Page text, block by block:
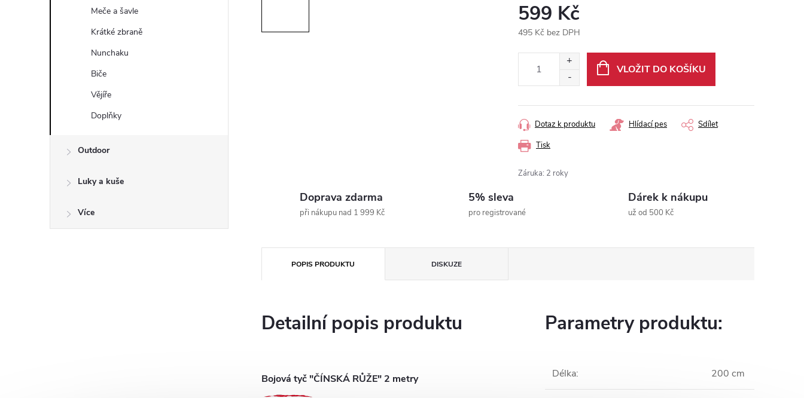
Meče a šavle
Krátké zbraně
Nunchaku
Biče
Vějíře
Doplňky
Outdoor
Luky a kuše
Více
599 Kč
495 Kč bez DPH
VLOŽIT DO KOŠÍKU
Tisk
Dotaz k produktu Hlídací pes Sdílet
Záruka: 2 roky
Doprava zdarma
při nákupu nad 1 999 Kč
5% sleva
pro registrované
Dárek k nákupu
už od 500 Kč
POPIS PRODUKTU DISKUZE
Detailní popis produktu
Bojová tyč "ČÍNSKÁ RŮŽE" 2 metry
Parametry produktu:
Délka: 200 cm